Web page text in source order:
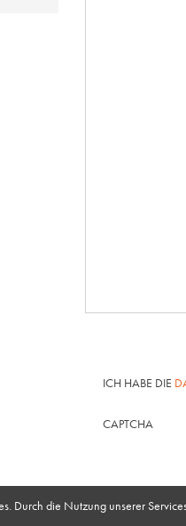
ICH HABE DIE
CAPTCHA
Durch die Nutzung unserer